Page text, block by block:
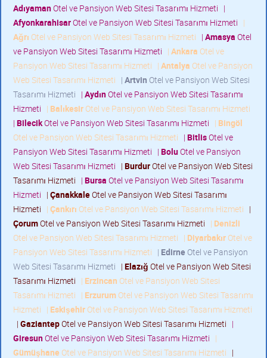
AdıyamanOtel ve Pansiyon Web Sitesi Tasarımı Hizmeti |
AfyonkarahisarOtel ve Pansiyon Web Sitesi Tasarımı Hizmeti |
Ağrı Otel ve Pansiyon Web Sitesi Tasarımı Hizmeti | Amasya Otel
ve Pansiyon Web Sitesi Tasarımı Hizmeti | Ankara Otel ve
Pansiyon Web Sitesi Tasarımı Hizmeti | Antalya Otel ve Pansiyon
Web Sitesi Tasarımı Hizmeti | Artvin Otel ve Pansiyon Web Sitesi
Tasarımı Hizmeti | AydınOtel ve Pansiyon Web Sitesi Tasarımı
Hizmeti | Balıkesir Otel ve Pansiyon Web Sitesi Tasarımı Hizmeti
| BilecikOtel ve Pansiyon Web Sitesi Tasarımı Hizmeti | Bingöl
Otel ve Pansiyon Web Sitesi Tasarımı Hizmeti | BitlisOtel ve
Pansiyon Web Sitesi Tasarımı Hizmeti | BoluOtel ve Pansiyon
Web Sitesi Tasarımı Hizmeti | BurdurOtel ve Pansiyon Web Sitesi
Tasarımı Hizmeti | Bursa Otel ve Pansiyon Web Sitesi Tasarımı
Hizmeti | ÇanakkaleOtel ve Pansiyon Web Sitesi Tasarımı
Hizmeti | Çankırı Otel ve Pansiyon Web Sitesi Tasarımı Hizmeti |
ÇorumOtel ve Pansiyon Web Sitesi Tasarımı Hizmeti | Denizli
Otel ve Pansiyon Web Sitesi Tasarımı Hizmeti | Diyarbakır Otel ve
Pansiyon Web Sitesi Tasarımı Hizmeti | Edirne Otel ve Pansiyon
Web Sitesi Tasarımı Hizmeti | Elazığ Otel ve Pansiyon Web Sitesi
Tasarımı Hizmeti | Erzincan Otel ve Pansiyon Web Sitesi
Tasarımı Hizmeti | Erzurum Otel ve Pansiyon Web Sitesi Tasarımı
Hizmeti | Eskişehir Otel ve Pansiyon Web Sitesi Tasarımı Hizmeti
| GaziantepOtel ve Pansiyon Web Sitesi Tasarımı Hizmeti |
GiresunOtel ve Pansiyon Web Sitesi Tasarımı Hizmeti |
Gümüşhane Otel ve Pansiyon Web Sitesi Tasarımı Hizmeti |